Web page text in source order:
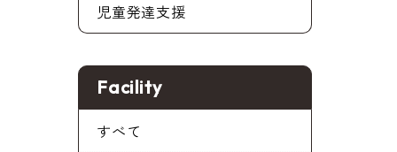
児童発達支援
Facility
すべて